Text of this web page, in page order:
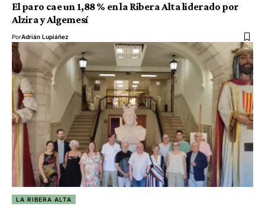
El paro cae un 1,88 % en la Ribera Alta liderado por
Alzira y Algemesí
PorAdrián Lupiáñez
LA RIBERA ALTA